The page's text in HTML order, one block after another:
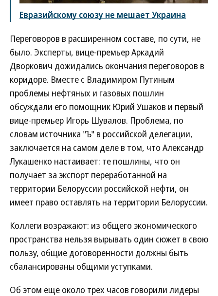
Евразийскому союзу не мешает Украина
Переговоров в расширенном составе, по сути, не
было. Эксперты, вице-премьер Аркадий
Дворкович дожидались окончания переговоров в
коридоре. Вместе с Владимиром Путиным
проблемы нефтяных и газовых пошлин
обсуждали его помощник Юрий Ушаков и первый
вице-премьер Игорь Шувалов. Проблема, по
словам источника "Ъ" в российской делегации,
заключается на самом деле в том, что Александр
Лукашенко настаивает: те пошлины, что он
получает за экспорт переработанной на
территории Белоруссии российской нефти, он
имеет право оставлять на территории Белоруссии.
Коллеги возражают: из общего экономического
пространства нельзя вырывать один сюжет в свою
пользу, общие договоренности должны быть
сбалансированы общими уступками.
Об этом еще около трех часов говорили лидеры